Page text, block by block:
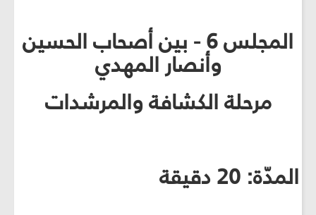
المجلس 6 - بين أصحاب الحسين
وأنصار المهدي
مرحلة الكشافة والمرشدات
المدّة: 20 دقيقة